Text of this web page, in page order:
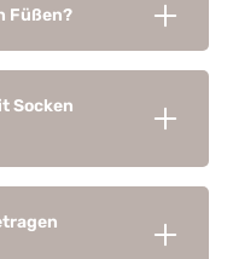
Füßen?
Socken